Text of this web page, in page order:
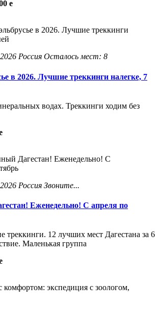
e
Россия Осталось мест: 8
в 2026. Лучшие треккинги налегке, 7
водах. Треккинги ходим без
Россия Звоните...
Еженедельно! С апреля по
треккинги. 12 лучших мест Дагестана за 6
Маленькая группа